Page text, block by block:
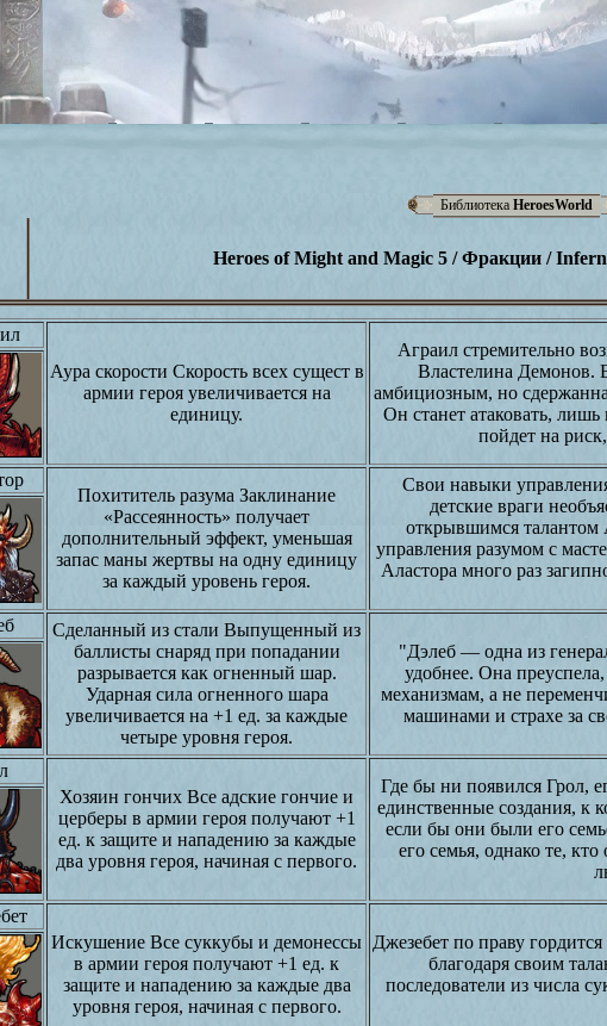
Библиотека HeroesWorld
Heroes of Might and Magic 5 / Фракции /
Аура скорости Скорость всех сущест в
армии героя увеличивается на
единицу.
Аграил стремительно
Властелина Демонов.
амбициозным, но
Он станет атаковать, лишь
пойдет на
Похититель разума Заклинание
«Рассеянность» получает
дополнительный эффект, уменьшая
запас маны жертвы на одну единицу
за каждый уровень героя.
Свои навыки
детские враги
открывшимся талантом
управления разумом с
Аластора много раз
Сделанный из стали Выпущенный из
баллисты снаряд при попадании
разрывается как огненный шар.
Ударная сила огненного шара
увеличивается на +1 ед. за каждые
четыре уровня героя.
"Дэлеб — одна из
удобнее. Она
механизмам, а не
машинами и страхе за
Хозяин гончих Все адские гончие и
церберы в армии героя получают +1
ед. к защите и нападению за каждые
два уровня героя, начиная с первого.
Где бы ни появился Грол,
единственные создания, к
если бы они были его
его семья, однако те,
Искушение Все суккубы и демонессы
в армии героя получают +1 ед. к
защите и нападению за каждые два
уровня героя, начиная с первого.
Джезебет по праву
благодаря своим
последователи из числа